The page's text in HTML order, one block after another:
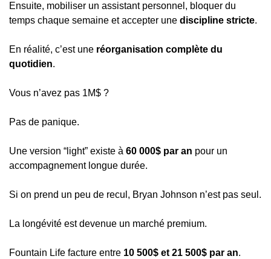
Ensuite, mobiliser un assistant personnel, bloquer du
temps chaque semaine et accepter une discipline stricte.
En réalité, c’est une réorganisation complète du
quotidien.
Vous n’avez pas 1M$ ?
Pas de panique.
Une version “light” existe à 60 000$ par an pour un
accompagnement longue durée.
Si on prend un peu de recul, Bryan Johnson n’est pas seul.
La longévité est devenue un marché premium.
Fountain Life facture entre 10 500$ et 21 500$ par an.